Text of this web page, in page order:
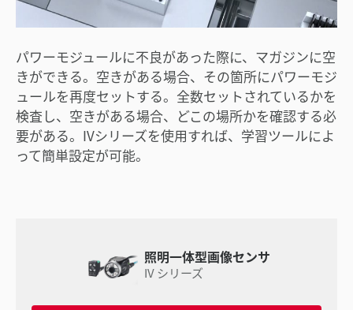
パワーモジュールに不良があった際に、マガジンに空
きができる。空きがある場合、その箇所にパワーモジ
ュールを再度セットする。全数セットされているかを
検査し、空きがある場合、どこの場所かを確認する必
要がある。IVシリーズを使用すれば、学習ツールによ
って簡単設定が可能。
照明一体型画像センサ
IV シリーズ